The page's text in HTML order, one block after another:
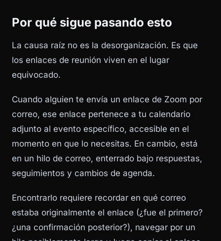
Por qué sigue pasando esto
La causa raíz no es la desorganización. Es que
los enlaces de reunión viven en el lugar
equivocado.
Cuando alguien te envía un enlace de Zoom por
correo, ese enlace pertenece a tu calendario
adjunto al evento específico, accesible en el
momento en que lo necesitas. En cambio, está
en un hilo de correo, enterrado bajo respuestas,
seguimientos y cambios de agenda.
Encontrarlo requiere recordar en qué correo
estaba originalmente el enlace (¿fue el primero?
¿una confirmación posterior?), navegar por un